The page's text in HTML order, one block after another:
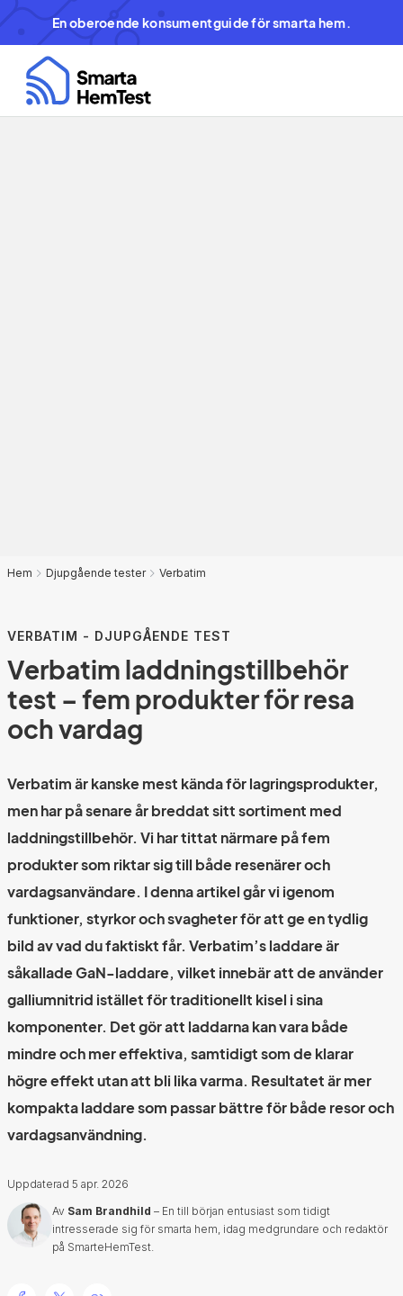
En oberoende konsumentguide för smarta hem.
Hem Djupgående tester Verbatim
VERBATIM - DJUPGÅENDE TEST
Verbatim laddningstillbehör
test – fem produkter för resa
och vardag
Verbatim är kanske mest kända för lagringsprodukter,
men har på senare år breddat sitt sortiment med
laddningstillbehör. Vi har tittat närmare på fem
produkter som riktar sig till både resenärer och
vardagsanvändare. I denna artikel går vi igenom
funktioner, styrkor och svagheter för att ge en tydlig
bild av vad du faktiskt får. Verbatim’s laddare är
såkallade GaN-laddare, vilket innebär att de använder
galliumnitrid istället för traditionellt kisel i sina
komponenter. Det gör att laddarna kan vara både
mindre och mer effektiva, samtidigt som de klarar
högre effekt utan att bli lika varma. Resultatet är mer
kompakta laddare som passar bättre för både resor och
vardagsanvändning.
Uppdaterad 5 apr. 2026
Av Sam Brandhild – En till början entusiast som tidigt
intresserade sig för smarta hem, idag medgrundare och redaktör
på SmarteHemTest.